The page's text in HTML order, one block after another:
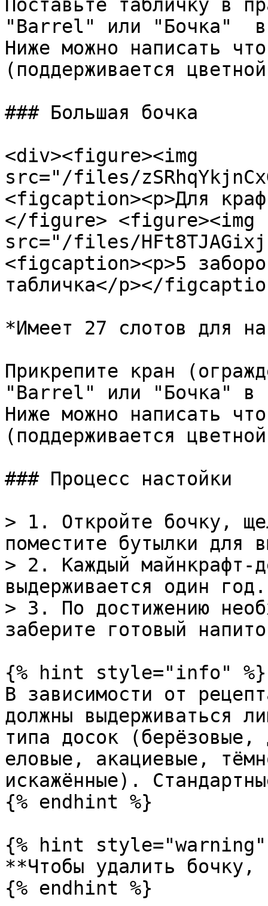
Поставьте табличку в
"Barrel" или "Бочка"  в
Ниже можно написать
(поддерживается
### Большая бочка
<div><figure><img
src="/files/
<figcaption><p>Для
</figure> <figure><img
src="/files/
<figcaption><p>5
табличка</p></
*Имеет 27 слотов для
Прикрепите кран
"Barrel" или "Бочка" в
Ниже можно написать
(поддерживается
### Процесс настойки
> 1. Откройте бочку,
поместите бутылки для
> 2. Каждый майнкрафт-
выдерживается один год.
> 3. По достижению
заберите готовый
{% hint style="info" %}
В зависимости от
должны выдерживаться
типа досок (берёзовые,
еловые, акациевые,
искажённые).
{% endhint %}
{% hint style="warning"
**Чтобы удалить бочку,
{% endhint %}